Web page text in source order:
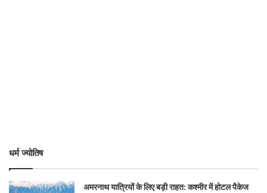
धर्म ज्योतिष
अमरनाथ यात्रियों के लिए बड़ी राहत: कश्मीर में होटल पैकेज